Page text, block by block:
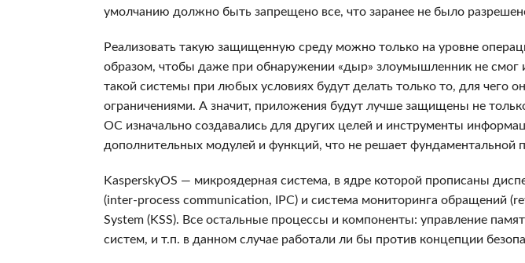
умолчанию должно быть запрещено все, что заранее не было
Реализовать такую защищенную среду можно только на уровне
образом, чтобы даже при обнаружении «дыр» злоумышленник не
такой системы при любых условиях будут делать только то, для чего
ограничениями. А значит, приложения будут лучше защищены не
ОС изначально создавались для других целей и инструменты
дополнительных модулей и функций, что не решает фундаментальной
KasperskyOS — микроядерная система, в ядре которой прописаны
(inter-process communication, IPC) и система мониторинга обращений
System (KSS). Все остальные процессы и компоненты: управление
систем, и т.п. в данном случае работали ли бы против концепции